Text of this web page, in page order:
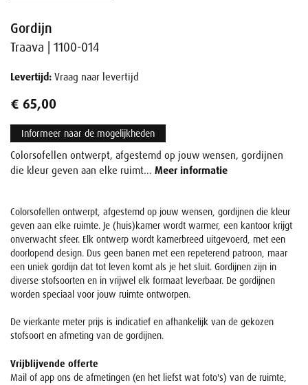
Gordijn
Traava | 1100-014
Levertijd: Vraag naar levertijd
€ 65,00
Informeer naar de mogelijkheden
Colorsofellen ontwerpt, afgestemd op jouw wensen, gordijnen
die kleur geven aan elke ruimt... Meer informatie
Colorsofellen ontwerpt, afgestemd op jouw wensen, gordijnen die kleur
geven aan elke ruimte. Je (huis)kamer wordt warmer, een kantoor krijgt
onverwacht sfeer. Elk ontwerp wordt kamerbreed uitgevoerd, met een
doorlopend design. Dus geen banen met een repeterend patroon, maar
een uniek gordijn dat tot leven komt als je het sluit. Gordijnen zijn in
diverse stofsoorten en in vrijwel elk formaat leverbaar. De gordijnen
worden speciaal voor jouw ruimte ontworpen.
De vierkante meter prijs is indicatief en afhankelijk van de gekozen
stofsoort en afmeting van de gordijnen.
Vrijblijvende offerte
Mail of app ons de afmetingen (en het liefst wat foto's) van de ruimte,